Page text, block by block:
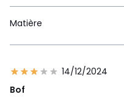
Matière
14/12/2024
Bof